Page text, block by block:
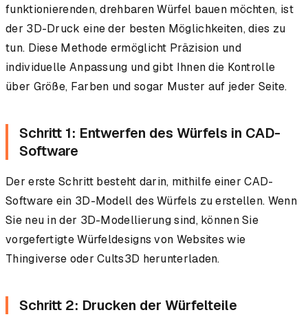
funktionierenden, drehbaren Würfel bauen möchten, ist
der 3D-Druck eine der besten Möglichkeiten, dies zu
tun. Diese Methode ermöglicht Präzision und
individuelle Anpassung und gibt Ihnen die Kontrolle
über Größe, Farben und sogar Muster auf jeder Seite.
Schritt 1: Entwerfen des Würfels in CAD-
Software
Der erste Schritt besteht darin, mithilfe einer CAD-
Software ein 3D-Modell des Würfels zu erstellen. Wenn
Sie neu in der 3D-Modellierung sind, können Sie
vorgefertigte Würfeldesigns von Websites wie
Thingiverse oder Cults3D herunterladen.
Schritt 2: Drucken der Würfelteile